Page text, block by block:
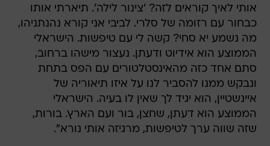
אותי לאיך קוראים לזה? 'צינור לילה'. תיארתי אותו
כבחור עם רזומה של סלרי. לביבי אני קורא נהנתניהו,
מה נשמע יא סחי? קשה לי עם טיפשות. הישראלי
הממוצע הוא אידיוט ודעתן. נעצור מישהו ברחוב,
סתם אחד כזה מהאינסטלטורים עם הפס בתחת
ונבקש ממנו להסביר לנו על איזו תיאוריה של
איינשטיין, הוא יגיד לך שאין לו בעיה. הישראלי
הממוצע הוא דעתן, שחצן, בור ועם הארץ. בורות,
שזה שווה ערך לטיפשות, מרגיזה אותי נורא".